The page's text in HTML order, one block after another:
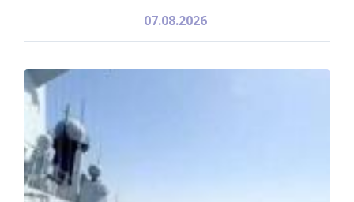
07.08.2026